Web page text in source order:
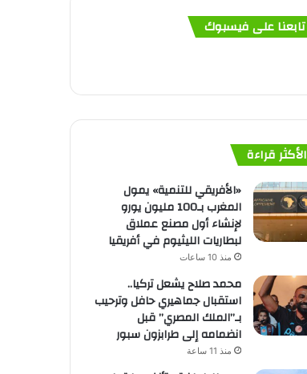
تابعنا على فيسبوك
الأكثر قراءة
«الأفريقي للتنمية» يمول
المغرب بـ100 مليون يورو
لإنشاء أول مصنع عملاق
لبطاريات الليثيوم في أفريقيا
منذ 10 ساعات
محمد صلاح يشعل تركيا..
استقبال جماهيري حافل وترحيب
بـ”الملك المصري” قبل
انضمامه إلى طرابزون سبور
منذ 11 ساعة